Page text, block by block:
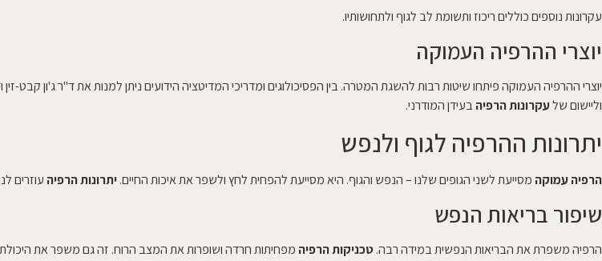
עקרונות נוספים כוללים ריכוז ותשומת לב לגוף ולתחושותיו.
יוצרי ההרפיה העמוקה
יוצרי ההרפיה העמוקה פיתחו שיטות רבות להשגת המטרה. בין הפסיכולוגים ומדריכי המדיטציה הידועים ניתן למנות את ד"ר ג'ון קבט-
וליישום שלעקרונות הרפיהבעידן המודרני.
יתרונות ההרפיה לגוף ולנפש
הרפיה עמוקה מסייעת לשני הגופים שלנו – הנפש והגוף. היא מסייעת להפחית לחץ ולשפר את איכות החיים.יתרונות הרפיה עוזרים
שיפור בריאות הנפש
הרפיה משפרת את הבריאות הנפשית במידה רבה.טכניקות הרפיה מפחיתות חרדה ושופרות את המצב הרוח. זה גם משפר את